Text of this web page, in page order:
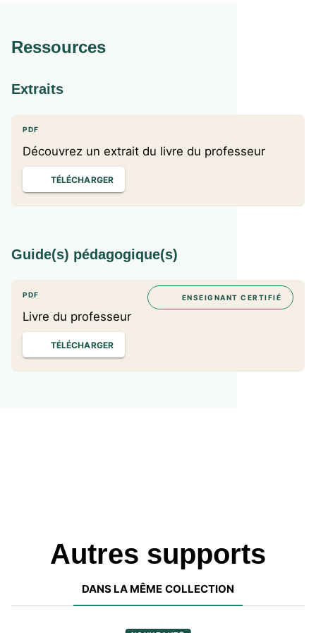
d'indépendant
Ressources
Extraits
PDF
Découvrez un extrait du livre du professeur
TÉLÉCHARGER
Guide(s) pédagogique(s)
PDF
Livre du professeur
ENSEIGNANT CERTIFIÉ
TÉLÉCHARGER
Autres supports
DANS LA MÊME COLLECTION